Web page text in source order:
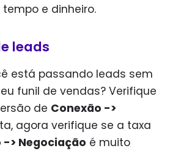
e dinheiro.
leads
está passando leads sem
funil de vendas? Verifique
de Conexão ->
agora verifique se a taxa
> Negociação é muito